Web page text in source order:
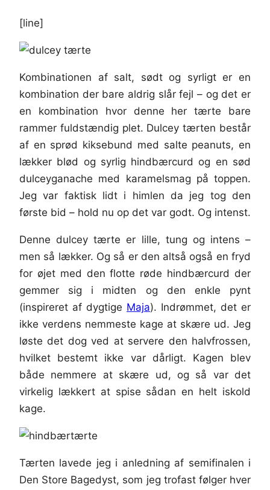
[line]
Kombinationen af salt, sødt og syrligt er en
kombination der bare aldrig slår fejl – og det er
en kombination hvor denne her tærte bare
rammer fuldstændig plet. Dulcey tærten består
af en sprød kiksebund med salte peanuts, en
lækker blød og syrlig hindbærcurd og en sød
dulceyganache med karamelsmag på toppen.
Jeg var faktisk lidt i himlen da jeg tog den
første bid – hold nu op det var godt. Og intenst.
Denne dulcey tærte er lille, tung og intens –
men så lækker. Og så er den altså også en fryd
for øjet med den flotte røde hindbærcurd der
gemmer sig i midten og den enkle pynt
(inspireret af dygtige Maja). Indrømmet, det er
ikke verdens nemmeste kage at skære ud. Jeg
løste det dog ved at servere den halvfrossen,
hvilket bestemt ikke var dårligt. Kagen blev
både nemmere at skære ud, og så var det
virkelig lækkert at spise sådan en helt iskold
kage.
Tærten lavede jeg i anledning af semifinalen i
Den Store Bagedyst, som jeg trofast følger hver